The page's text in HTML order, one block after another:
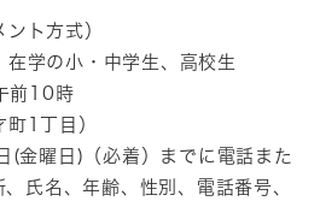
ト方式）
学の小・中学生、高校生
前10時
1丁目）
金曜日)（必着）までに電話また
氏名、年齢、性別、電話番号、